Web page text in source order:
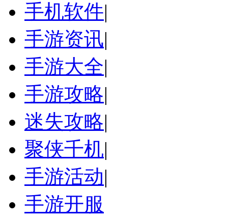
手机软件|
手游资讯|
手游大全|
手游攻略|
迷失攻略|
聚侠千机|
手游活动|
手游开服